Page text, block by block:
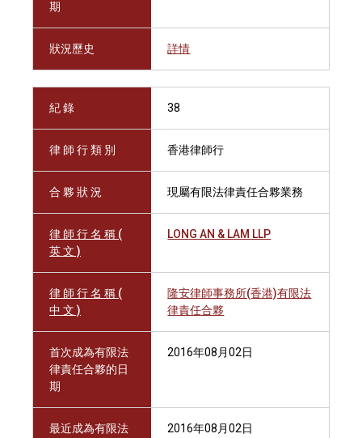
期
狀況歷史 詳情
紀 錄 38
律 師 行 類 別 香港律師行
合 夥 狀 況 現屬有限法律責任合夥業務
律 師 行 名 稱 (
英 文 )
LONG AN & LAM LLP
律 師 行 名 稱 (
中 文 )
隆安律師事務所(香港)有限法
律責任合夥
首次成為有限法
律責任合夥的日
期
2016年08月02日
最近成為有限法
2016年08月02日